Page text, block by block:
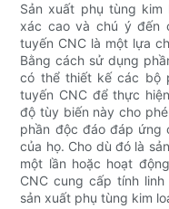
Sản xuất phụ tùng
xác cao và chú ý đến
tuyến CNC là một lựa
Bằng cách sử dụng
có thể thiết kế các bộ
tuyến CNC để thực
độ tùy biến này cho
phần độc đáo đáp ứng
của họ. Cho dù đó là
một lần hoặc hoạt
CNC cung cấp tính
sản xuất phụ tùng kim